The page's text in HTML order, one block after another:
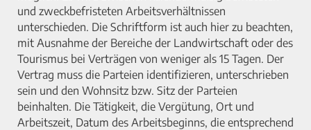
und zweckbefristeten Arbeitsverhältnissen
unterschieden. Die Schriftform ist auch hier zu beachten,
mit Ausnahme der Bereiche der Landwirtschaft oder des
Tourismus bei Verträgen von weniger als 15 Tagen. Der
Vertrag muss die Parteien identifizieren, unterschrieben
sein und den Wohnsitz bzw. Sitz der Parteien
beinhalten. Die Tätigkeit, die Vergütung, Ort und
Arbeitszeit, Datum des Arbeitsbeginns, die entsprechend